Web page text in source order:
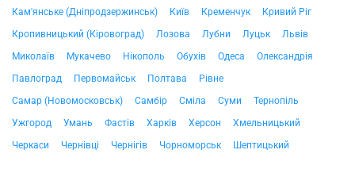
Кам'янське (Дніпродзержинськ)
Київ Кременчук
Кривий Ріг
Кропивницький (Кіровоград)
Лозова Лубни Луцьк
Львів
Миколаїв
Мукачево Нікополь Обухів Одеса
Олександрія
Павлоград
Первомайськ Полтава
Рівне
Самар (Новомосковськ)
Самбір Сміла Суми
Тернопіль
Ужгород
Умань Фастів Харків Херсон
Хмельницький
Черкаси
Чернівці Чернігів Чорноморськ Шептицький